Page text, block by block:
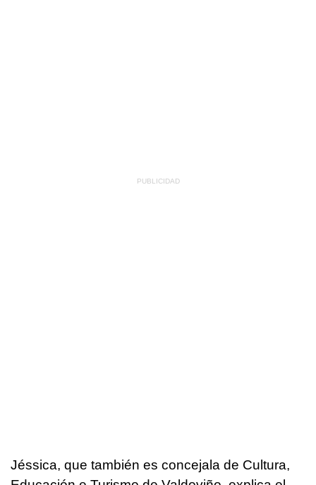
Jéssica, que también es concejala de Cultura,